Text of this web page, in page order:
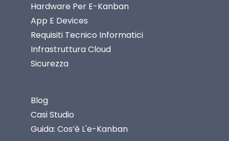
Hardware Per E-Kanban
App E Devices
Requisiti Tecnico Informatici
Infrastruttura Cloud
Sicurezza
Blog
Casi Studio
Guida: Cos’è L'e-Kanban